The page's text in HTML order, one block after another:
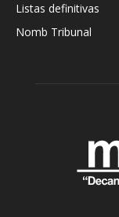
Listas definitivas
Nomb Tribunal